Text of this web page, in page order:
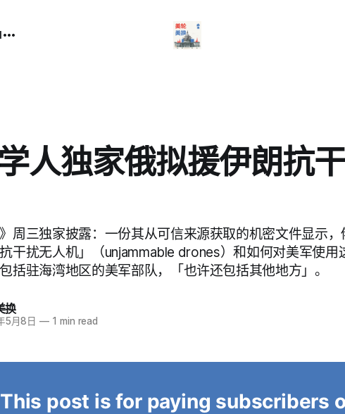
人独家俄拟援伊朗抗
》周三独家披露：一份其从可信来源获取的机密文件显示
干扰无人机」（unjammable drones）和如何对美军使用
驻海湾地区的美军部队，「也许还包括其他地方」。
换
5月8日 — 1 min read
This post is for paying subscribers